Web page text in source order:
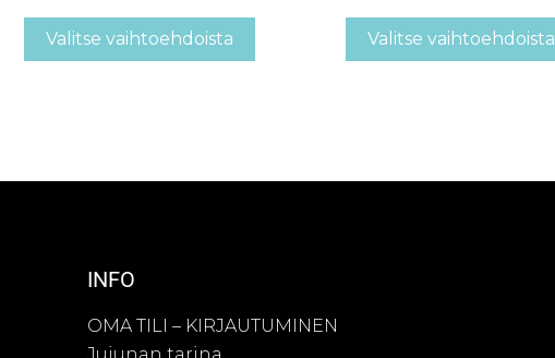
Valitse vaihtoehdoista Valitse vaihtoehdoista
INFO
OMA TILI – KIRJAUTUMINEN